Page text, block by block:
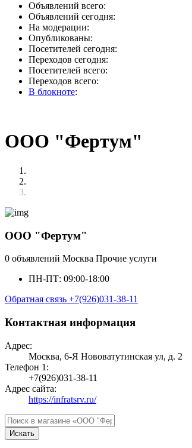
Объявлений всего:
Объявлений сегодня:
На модерации:
Опубликованы:
Посетителей сегодня:
Переходов сегодня:
Посетителей всего:
Переходов всего:
В блокноте:
ООО "Фертум"
ООО "Фертум"
0 объявлений Москва Прочие услуги
ПН-ПТ: 09:00-18:00
Обратная связь +7(926)031-38-11
Контактная информация
Адрес:
Москва, 6-Я Нововатутинская ул, д. 2
Телефон 1:
+7(926)031-38-11
Адрес сайта:
https://infratsrv.ru/
Искать